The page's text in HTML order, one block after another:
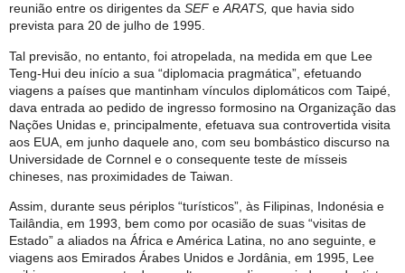
reunião entre os dirigentes da SEFeARATS, que havia sido
prevista para 20 de julho de 1995.
Tal previsão, no entanto, foi atropelada, na medida em que Lee
Teng-Hui deu início a sua “diplomacia pragmática”, efetuando
viagens a países que mantinham vínculos diplomáticos com Taipé,
dava entrada ao pedido de ingresso formosino na Organização das
Nações Unidas e, principalmente, efetuava sua controvertida visita
aos EUA, em junho daquele ano, com seu bombástico discurso na
Universidade de Cornnel e o consequente teste de mísseis
chineses, nas proximidades de Taiwan.
Assim, durante seus périplos “turísticos”, às Filipinas, Indonésia e
Tailândia, em 1993, bem como por ocasião de suas “visitas de
Estado” a aliados na África e América Latina, no ano seguinte, e
viagens aos Emirados Árabes Unidos e Jordânia, em 1995, Lee